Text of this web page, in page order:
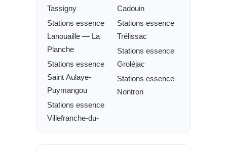
Tassigny
Stations essence
Lanouaille — La
Planche
Stations essence
Saint Aulaye-
Puymangou
Stations essence
Villefranche-du-
Cadouin
Stations essence
Trélissac
Stations essence
Groléjac
Stations essence
Nontron